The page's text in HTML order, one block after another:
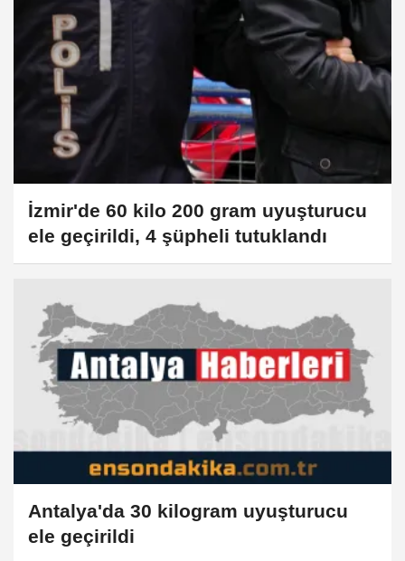
İzmir'de 60 kilo 200 gram uyuşturucu
ele geçirildi, 4 şüpheli tutuklandı
Antalya'da 30 kilogram uyuşturucu
ele geçirildi